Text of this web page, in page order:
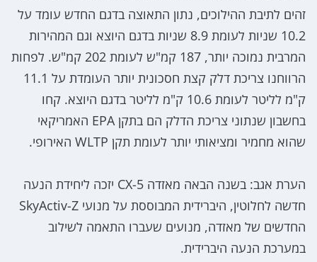
זהים לתיבת ההילוכים, נתון התאוצה בדגם החדש עומד על
10.2 שניות לעומת 8.9 שניות בדגם היוצא וגם המהירות
המרבית נמוכה יותר, 187 קמ"ש לעומת 202 קמ"ש. לפחות
הרווחנו צריכת דלק קצת חסכונית יותר העומדת על 11.1
ק"מ לליטר לעומת 10.6 ק"מ לליטר בדגם היוצא. קחו
בחשבון שנתוני צריכת הדלק הם בתקן EPA האמריקאי
שהוא מחמיר ומציאותי יותר לעומת תקן WLTP האירופי.
הערת אגב: בשנה הבאה מאזדה CX-5 יזכה ליחידת הנעה
חדשה לחלוטין, היברידית המבוססת על מנועי SkyActiv-Z
החדשים של מאזדה, מנועים שעברו התאמה לשילוב
במערכת הנעה היברידית.